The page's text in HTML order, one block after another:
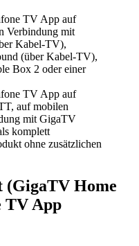
TV App auf
Verbindung mit
Kabel-TV),
(über Kabel-TV),
Box 2 oder einer
TV App auf
auf mobilen
mit GigaTV
komplett
ohne zusätzlichen
(GigaTV Home
TV App